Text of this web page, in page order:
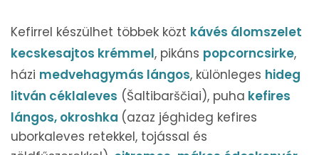
Kefirrel készülhet többek közt kávés álomszelet
kecskesajtos krémmel, pikáns popcorncsirke,
házi medvehagymás lángos, különleges hideg
litván céklaleves (Šaltibarščiai), puha kefires
lángos, okroshka (azaz jéghideg kefires
uborkaleves retekkel, tojással és